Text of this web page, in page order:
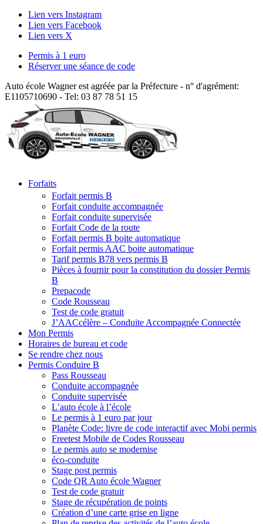
Lien vers Instagram
Lien vers Facebook
Lien vers X
Permis à 1 euro
Réserver une séance de code
Auto école Wagner est agréée par la Préfecture - n° d'agrément:
E1105710690 - Tel: 03 87 78 51 15
Forfaits
Forfait permis B
Forfait conduite accompagnée
Forfait conduite supervisée
Forfait Code de la route
Forfait permis B boite automatique
Forfait permis AAC boite automatique
Tarif permis B78 vers permis B
Pièces à fournir pour la constitution du dossier Permis
B
Prepacode
Code Rousseau
Test de code gratuit
J’AACcélère – Conduite Accompagnée Connectée
Mon Permis
Horaires de bureau et code
Se rendre chez nous
Permis Conduire B
Pass Rousseau
Conduite accompagnée
Conduite supervisée
L’auto école à l’école
Le permis à 1 euro par jour
Planète Code: livre de code interactif avec Mobi permis
Freetest Mobile de Codes Rousseau
Le permis auto se modernise
éco-conduite
Stage post permis
Code QR Auto école Wagner
Test de code gratuit
Stage de récupération de points
Création d’une carte grise en ligne